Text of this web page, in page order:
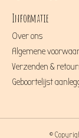
Informatie
Over ons
Algemene
Verzenden &
Geboortelijst
©